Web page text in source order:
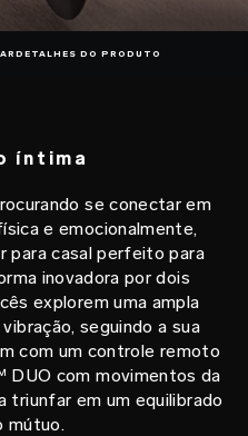
DETALHES DO PRODUTO
íntima
se conectar em
e emocionalmente,
para casal perfeito para
inovadora por dois
explorem uma ampla
seguindo a sua
com um controle remoto
com movimentos da
triunfar em um equilibrado
mútuo.